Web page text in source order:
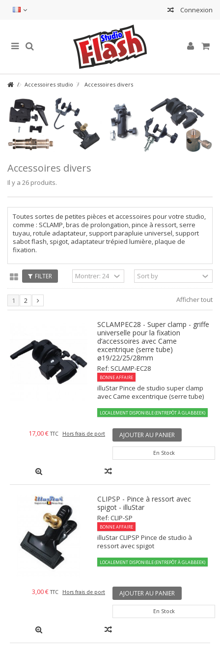
Connexion
Accessoires studio Accessoires divers
Accessoires divers
Il y a 26 produits.
Toutes sortes de petites pièces et accessoires pour votre studio,
comme : SCLAMP, bras de prolongation, pince à ressort, serre
tuyau, rotule adaptateur, support parapluie universel, support
sabot flash, spigot, adaptateur trépied lumière, plaque de
fixation.
FILTER
Afficher tout
1 2
SCLAMPEC28 - Super clamp - griffe
universelle pour la fixation
d’accessoires avec Came
excentrique (serre tube)
ø19/22/25/28mm
Ref: SCLAMP-EC28
BONNE AFFAIRE
illuStar Pince de studio super clamp
avec Came excentrique (serre tube)
LOCALEMENT DISPONIBLE (ENTREPÔT À GLABBEEK)
17,00 € TTC Hors frais de port AJOUTER AU PANIER
En Stock
CLIPSP - Pince à ressort avec
spigot - illuStar
Ref: CLIP-SP
BONNE AFFAIRE
illuStar CLIPSP Pince de studio à
ressort avec spigot
LOCALEMENT DISPONIBLE (ENTREPÔT À GLABBEEK)
3,00 € TTC Hors frais de port AJOUTER AU PANIER
En Stock